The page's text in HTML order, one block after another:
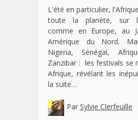
L'été en particulier,
toute la planète, sur
comme en Europe, au
Amérique du Nord.
Nigeria, Sénégal,
Zanzibar : les festivals se
Afrique, révélant les
la suite…
Par Sylvie Clerfeuille